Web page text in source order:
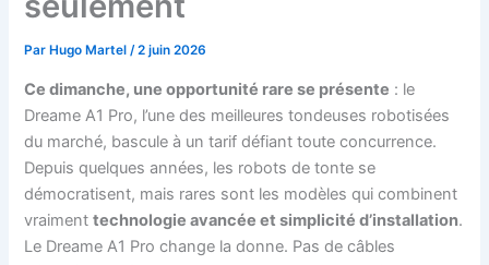
Par Hugo Martel/2 juin 2026
Ce dimanche, une opportunité rare se présente : le
Dreame A1 Pro, l’une des meilleures tondeuses robotisées
du marché, bascule à un tarif défiant toute concurrence.
Depuis quelques années, les robots de tonte se
démocratisent, mais rares sont les modèles qui combinent
vraimenttechnologie avancée et simplicité d’installation.
Le Dreame A1 Pro change la donne. Pas de câbles